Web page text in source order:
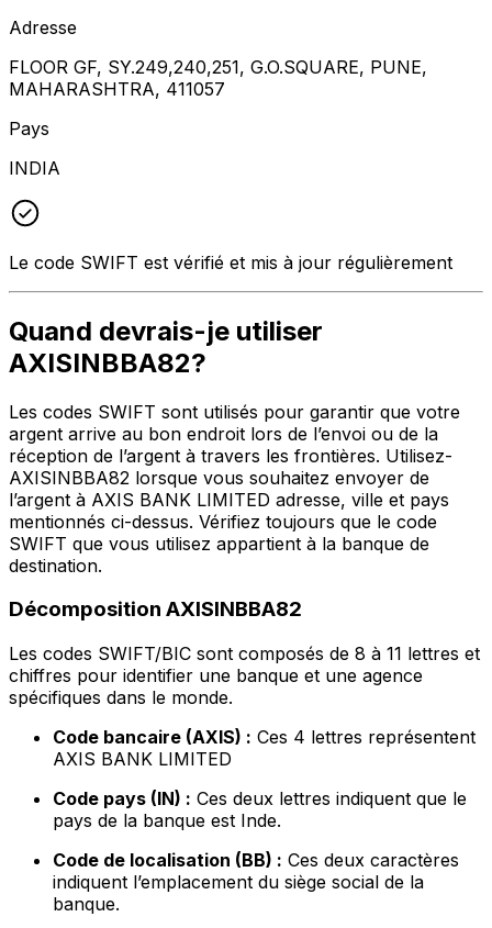
Adresse
FLOOR GF, SY.249,240,251, G.O.SQUARE, PUNE,
MAHARASHTRA, 411057
Pays
INDIA
Le code SWIFT est vérifié et mis à jour régulièrement
Quand devrais-je utiliser
AXISINBBA82?
Les codes SWIFT sont utilisés pour garantir que votre
argent arrive au bon endroit lors de l’envoi ou de la
réception de l’argent à travers les frontières. Utilisez-
AXISINBBA82 lorsque vous souhaitez envoyer de
l’argent à AXIS BANK LIMITED adresse, ville et pays
mentionnés ci-dessus. Vérifiez toujours que le code
SWIFT que vous utilisez appartient à la banque de
destination.
Décomposition AXISINBBA82
Les codes SWIFT/BIC sont composés de 8 à 11 lettres et
chiffres pour identifier une banque et une agence
spécifiques dans le monde.
Code bancaire (AXIS) : Ces 4 lettres représentent
AXIS BANK LIMITED
Code pays (IN) : Ces deux lettres indiquent que le
pays de la banque est Inde.
Code de localisation (BB) : Ces deux caractères
indiquent l’emplacement du siège social de la
banque.